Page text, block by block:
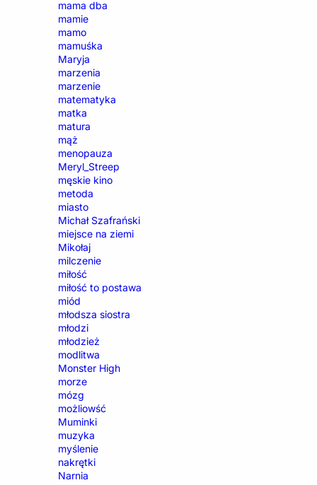
mama dba
mamie
mamo
mamuśka
Maryja
marzenia
marzenie
matematyka
matka
matura
mąż
menopauza
Meryl_Streep
męskie kino
metoda
miasto
Michał Szafrański
miejsce na ziemi
Mikołaj
milczenie
miłość
miłość to postawa
miód
młodsza siostra
młodzi
młodzież
modlitwa
Monster High
morze
mózg
możliowść
Muminki
muzyka
myślenie
nakrętki
Narnia